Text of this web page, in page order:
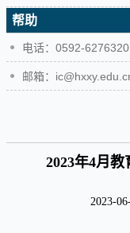
帮助
电话：0592-6276320
邮箱：
2023年4月
2023-